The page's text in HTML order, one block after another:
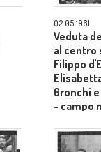
02.05.1961
Veduta
al centro
Filippo
Gronchi
- campo